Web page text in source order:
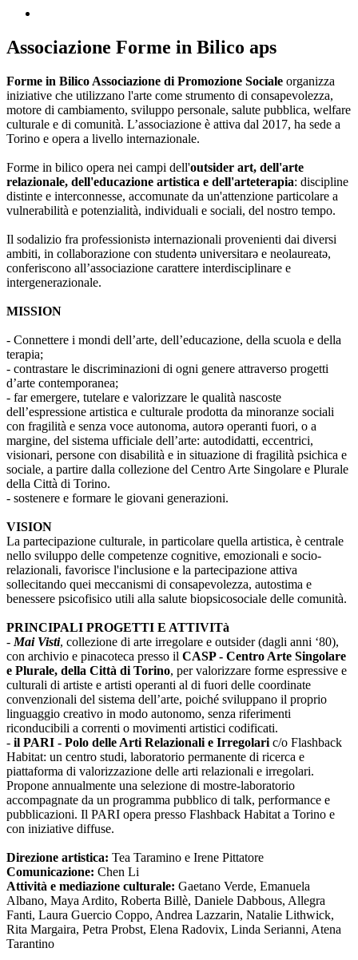
Associazione Forme in Bilico aps
Forme in Bilico Associazione di Promozione Sociale organizza
iniziative che utilizzano l'arte come strumento di consapevolezza,
motore di cambiamento, sviluppo personale, salute pubblica, welfare
culturale e di comunità. L’associazione è attiva dal 2017, ha sede a
Torino e opera a livello internazionale.
Forme in bilico opera nei campi dell'outsider art, dell'arte
relazionale, dell'educazione artistica e dell'arteterapia: discipline
distinte e interconnesse, accomunate da un'attenzione particolare a
vulnerabilità e potenzialità, individuali e sociali, del nostro tempo.
Il sodalizio fra professionistə internazionali provenienti dai diversi
ambiti, in collaborazione con studentə universitarə e neolaureatə,
conferiscono all’associazione carattere interdisciplinare e
intergenerazionale.
MISSION
- Connettere i mondi dell’arte, dell’educazione, della scuola e della
terapia;
- contrastare le discriminazioni di ogni genere attraverso progetti
d’arte contemporanea;
- far emergere, tutelare e valorizzare le qualità nascoste
dell’espressione artistica e culturale prodotta da minoranze sociali
con fragilità e senza voce autonoma, autorə operanti fuori, o a
margine, del sistema ufficiale dell’arte: autodidatti, eccentrici,
visionari, persone con disabilità e in situazione di fragilità psichica e
sociale, a partire dalla collezione del Centro Arte Singolare e Plurale
della Città di Torino.
- sostenere e formare le giovani generazioni.
VISION
La partecipazione culturale, in particolare quella artistica, è centrale
nello sviluppo delle competenze cognitive, emozionali e socio-
relazionali, favorisce l'inclusione e la partecipazione attiva
sollecitando quei meccanismi di consapevolezza, autostima e
benessere psicofisico utili alla salute biopsicosociale delle comunità.
PRINCIPALI PROGETTI E ATTIVITà
- Mai Visti, collezione di arte irregolare e outsider (dagli anni ‘80),
con archivio e pinacoteca presso il CASP - Centro Arte Singolare
e Plurale, della Città di Torino, per valorizzare forme espressive e
culturali di artiste e artisti operanti al di fuori delle coordinate
convenzionali del sistema dell’arte, poiché sviluppano il proprio
linguaggio creativo in modo autonomo, senza riferimenti
riconducibili a correnti o movimenti artistici codificati.
- il PARI - Polo delle Arti Relazionali e Irregolari c/o Flashback
Habitat: un centro studi, laboratorio permanente di ricerca e
piattaforma di valorizzazione delle arti relazionali e irregolari.
Propone annualmente una selezione di mostre-laboratorio
accompagnate da un programma pubblico di talk, performance e
pubblicazioni. Il PARI opera presso Flashback Habitat a Torino e
con iniziative diffuse.
Direzione artistica: Tea Taramino e Irene Pittatore
Comunicazione: Chen Li
Attività e mediazione culturale: Gaetano Verde, Emanuela
Albano, Maya Ardito, Roberta Billè, Daniele Dabbous, Allegra
Fanti, Laura Guercio Coppo, Andrea Lazzarin, Natalie Lithwick,
Rita Margaira, Petra Probst, Elena Radovix, Linda Serianni, Atena
Tarantino